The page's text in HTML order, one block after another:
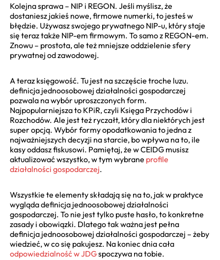
Kolejna sprawa – NIP i REGON. Jeśli myślisz, że
dostaniesz jakieś nowe, firmowe numerki, to jesteś w
błędzie. Używasz swojego prywatnego NIP-u, który staje
się teraz także NIP-em firmowym. To samo z REGON-em.
Znowu – prostota, ale też mniejsze oddzielenie sfery
prywatnej od zawodowej.
A teraz księgowość. Tu jest na szczęście troche luzu.
definicja jednoosobowej działalności gospodarczej
pozwala na wybór uproszczonych form.
Najpopularniejsza to KPiR, czyli Księga Przychodów i
Rozchodów. Ale jest też ryczałt, który dla niektórych jest
super opcją. Wybór formy opodatkowania to jedna z
najważniejszych decyzji na starcie, bo wpływa na to, ile
kasy oddasz fiskusowi. Pamiętaj, że w CEIDG musisz
aktualizować wszystko, w tym wybrane profile
działalności gospodarczej.
Wszystkie te elementy składają się na to, jak w praktyce
wygląda definicja jednoosobowej działalności
gospodarczej. To nie jest tylko puste hasło, to konkretne
zasady i obowiązki. Dlatego tak ważna jest pełna
definicja jednoosobowej działalności gospodarczej – żeby
wiedzieć, w co się pakujesz. Na koniec dnia cała
odpowiedzialność w JDGspoczywa na tobie.